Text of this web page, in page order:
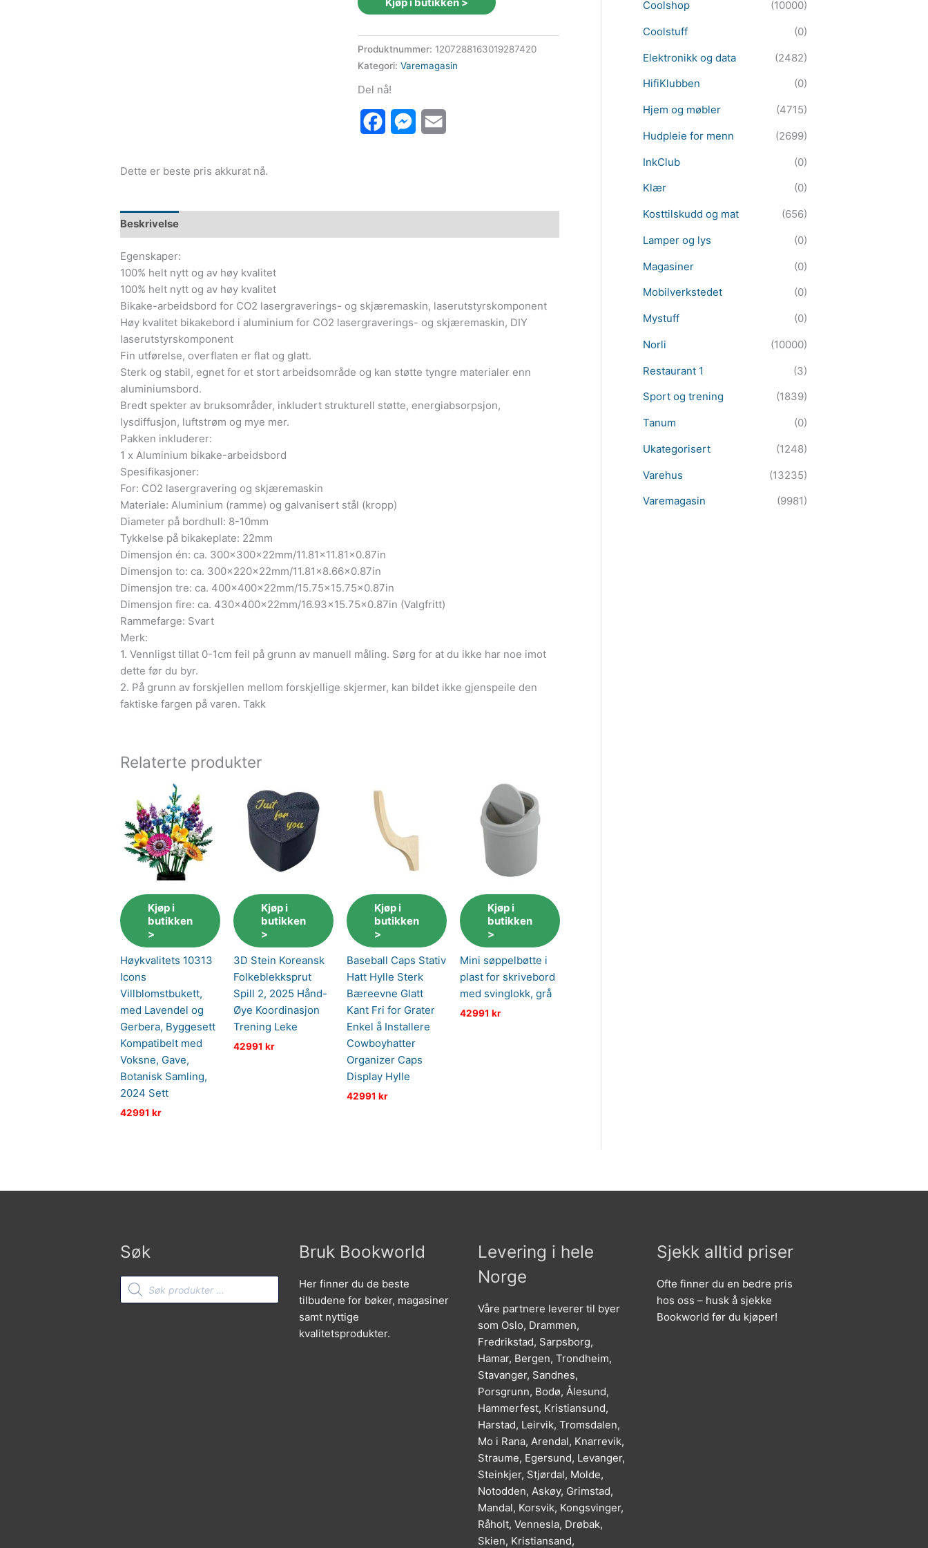
var:
er:
Produktnummer: 1207288163019287420
Kategori: Varemagasin
Del nå!
FacebookMessenger
Dette er beste pris akkurat nå.
Beskrivelse
Egenskaper:
100% helt nytt og av høy kvalitet
100% helt nytt og av høy kvalitet
Bikake-arbeidsbord for CO2 lasergraverings- og skjæremaskin, laserutstyrskomponent
Høy kvalitet bikakebord i aluminium for CO2 lasergraverings- og skjæremaskin, DIY
laserutstyrskomponent
Fin utførelse, overflaten er flat og glatt.
Sterk og stabil, egnet for et stort arbeidsområde og kan støtte tyngre materialer enn
aluminiumsbord.
Bredt spekter av bruksområder, inkludert strukturell støtte, energiabsorpsjon,
lysdiffusjon, luftstrøm og mye mer.
Pakken inkluderer:
1 x Aluminium bikake-arbeidsbord
Spesifikasjoner:
For: CO2 lasergravering og skjæremaskin
Materiale: Aluminium (ramme) og galvanisert stål (kropp)
Diameter på bordhull: 8-10mm
Tykkelse på bikakeplate: 22mm
Dimensjon én: ca. 300x300x22mm/11.81×11.81×0.87in
Dimensjon to: ca. 300x220x22mm/11.81×8.66×0.87in
Dimensjon tre: ca. 400x400x22mm/15.75×15.75×0.87in
Dimensjon fire: ca. 430x400x22mm/16.93×15.75×0.87in (Valgfritt)
Rammefarge: Svart
Merk:
1. Vennligst tillat 0-1cm feil på grunn av manuell måling. Sørg for at du ikke har noe imot
dette før du byr.
2. På grunn av forskjellen mellom forskjellige skjermer, kan bildet ikke gjenspeile den
faktiske fargen på varen. Takk
Relaterte produkter
Kjøp i
butikken
>
Høykvalitets 10313
Icons
Villblomstbukett,
med Lavendel og
Gerbera, Byggesett
Kompatibelt med
Voksne, Gave,
Botanisk Samling,
2024 Sett
42991 kr
Kjøp i
butikken
>
3D Stein Koreansk
Folkeblekksprut
Spill 2, 2025 Hånd-
Øye Koordinasjon
Trening Leke
42991kr
Kjøp i
butikken
>
Baseball Caps Stativ
Hatt Hylle Sterk
Bæreevne Glatt
Kant Fri for Grater
Enkel å Installere
Cowboyhatter
Organizer Caps
Display Hylle
42991kr
Kjøp i
butikken
>
Mini søppelbøtte i
plast for skrivebord
med svinglokk, grå
42991kr
Coolshop
(10000)
Coolstuff
(0)
Elektronikk og data
(2482)
HifiKlubben
(0)
Hjem og møbler
(4715)
Hudpleie for menn
(2699)
InkClub
(0)
Klær
(0)
Kosttilskudd og mat
(656)
Lamper og lys
(0)
Magasiner
(0)
Mobilverkstedet
(0)
Mystuff
(0)
Norli
(10000)
Restaurant 1
(3)
Sport og trening
(1839)
Tanum
(0)
Ukategorisert
(1248)
Varehus
(13235)
Varemagasin
(9981)
Søk
Products
search
Bruk Bookworld
Her finner du de beste
tilbudene for bøker, magasiner
samt nyttige
kvalitetsprodukter.
Levering i hele
Norge
Våre partnere leverer til byer
som Oslo, Drammen,
Fredrikstad, Sarpsborg,
Hamar, Bergen, Trondheim,
Stavanger, Sandnes,
Porsgrunn, Bodø, Ålesund,
Hammerfest, Kristiansund,
Harstad, Leirvik, Tromsdalen,
Mo i Rana, Arendal, Knarrevik,
Straume, Egersund, Levanger,
Steinkjer, Stjørdal, Molde,
Notodden, Askøy, Grimstad,
Mandal, Korsvik, Kongsvinger,
Råholt, Vennesla, Drøbak,
Skien, Kristiansand,
Sjekk alltid priser
Ofte finner du en bedre pris
hos oss – husk å sjekke
Bookworld før du kjøper!